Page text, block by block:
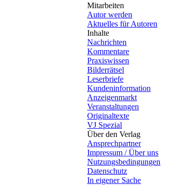
Mitarbeiten
Autor werden
Aktuelles für Autoren
Inhalte
Nachrichten
Kommentare
Praxiswissen
Bilderrätsel
Leserbriefe
Kundeninformation
Anzeigenmarkt
Veranstaltungen
Originaltexte
VJ Spezial
Über den Verlag
Ansprechpartner
Impressum / Über uns
Nutzungsbedingungen
Datenschutz
In eigener Sache